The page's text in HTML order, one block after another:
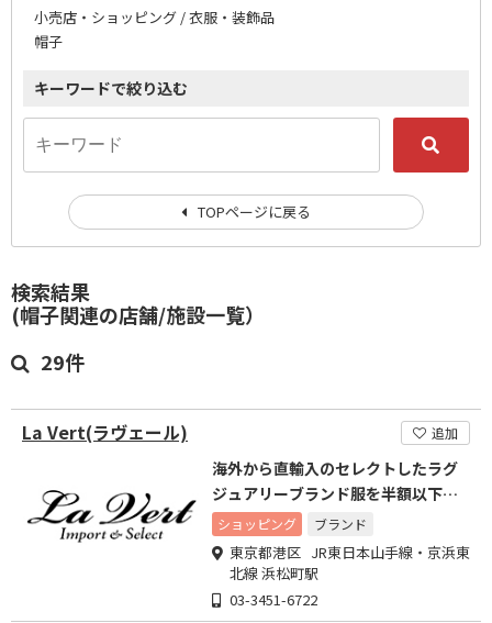
検索結果
(帽子関連の店舗/施設一覧）
29件
La Vert(ラヴェール) 追加
海外から直輸入のセレクトしたラグ
ジュアリーブランド服を半額以下で
販売
ショッピング ブランド
東京都港区 JR東日本山手線・京浜東
北線 浜松町駅
03-3451-6722
小売店・ショッピング / 衣服・装飾品
帽子
キーワードで絞り込む
TOPページに戻る